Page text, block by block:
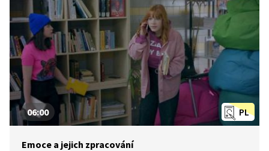
PL
06:00
Emoce a jejich zpracování